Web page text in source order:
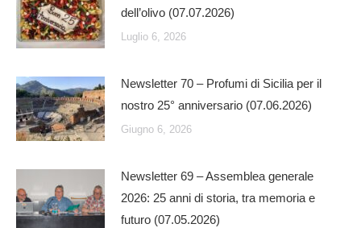
dell’olivo (07.07.2026)
Luglio 6, 2026
Newsletter 70 – Profumi di Sicilia per il
nostro 25° anniversario (07.06.2026)
Giugno 6, 2026
Newsletter 69 – Assemblea generale
2026: 25 anni di storia, tra memoria e
futuro (07.05.2026)